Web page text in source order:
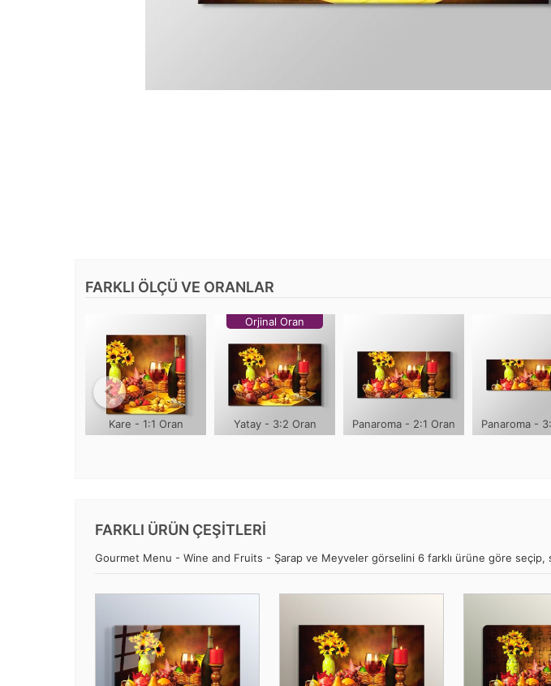
FARKLI ÖLÇÜ VE ORANLAR
Kare - 1:1 Oran
Orjinal Oran
Yatay - 3:2 Oran Panaroma - 2:1 Oran Panaroma -
FARKLI ÜRÜN ÇEŞİTLERİ
Gourmet Menu - Wine and Fruits - Şarap ve Meyveler görselini 6 farklı ürüne göre seçip,